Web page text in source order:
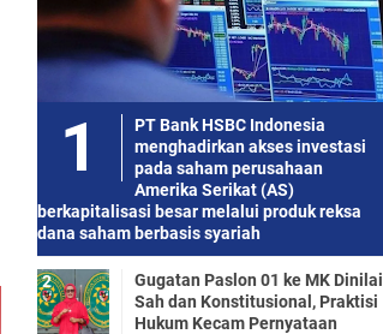
PT Bank HSBC Indonesia
menghadirkan akses investasi
pada saham perusahaan
Amerika Serikat (AS)
berkapitalisasi besar melalui produk reksa
dana saham berbasis syariah
Gugatan Paslon 01 ke MK Dinilai
Sah dan Konstitusional, Praktisi
Hukum Kecam Pernyataan